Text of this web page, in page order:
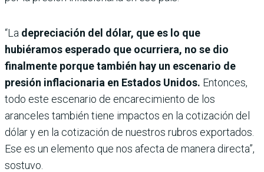
“La depreciación del dólar, que es lo que
hubiéramos esperado que ocurriera, no se dio
finalmente porque también hay un escenario de
presión inflacionaria en Estados Unidos. Entonces,
todo este escenario de encarecimiento de los
aranceles también tiene impactos en la cotización del
dólar y en la cotización de nuestros rubros exportados.
Ese es un elemento que nos afecta de manera directa”,
sostuvo.